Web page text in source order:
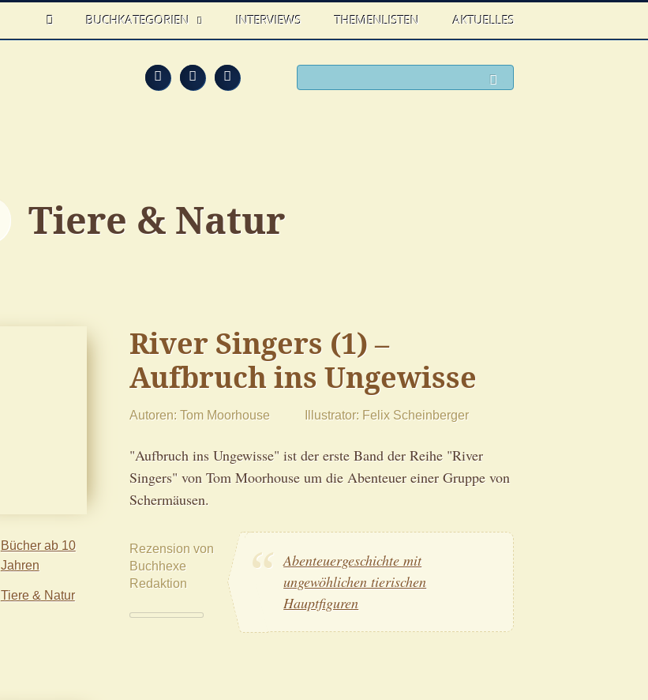
HOME
BUCHKATEGORIEN INTERVIEWS THEMENLISTEN AKTUELLES
Feed FacebookTwitter
Tiere & Natur
River Singers (1) –
Aufbruch ins Ungewisse
Autoren Tom Moorhouse Illustrator Felix Scheinberger
"Aufbruch ins Ungewisse" ist der erste Band der Reihe "River
Singers" von Tom Moorhouse um die Abenteuer einer Gruppe von
Schermäusen.
Rezension von
Buchhexe
Redaktion
Abenteuergeschichte mit
ungewöhlichen tierischen
Hauptfiguren
Bücher ab 10
Jahren
Tiere & Natur